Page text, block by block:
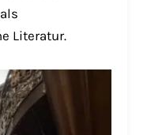
Literatur.